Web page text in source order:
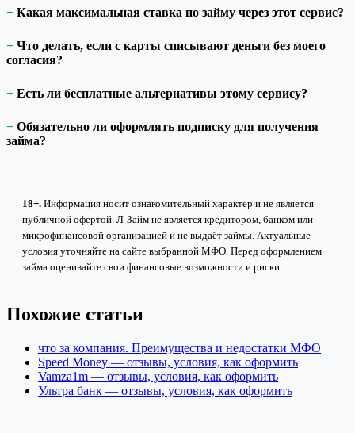
Какая максимальная ставка по займу через этот сервис?
Что делать, если с карты списывают деньги без моего
согласия?
Есть ли бесплатные альтернативы этому сервису?
Обязательно ли оформлять подписку для получения
займа?
18+. Информация носит ознакомительный характер и не является
публичной офертой. Л-Займ не является кредитором, банком или
микрофинансовой организацией и не выдаёт займы. Актуальные
условия уточняйте на сайте выбранной МФО. Перед оформлением
займа оценивайте свои финансовые возможности и риски.
Похожие статьи
что за компания. Преимущества и недостатки МФО
Speed Money — отзывы, условия, как оформить
Vamza1m — отзывы, условия, как оформить
Ультра банк — отзывы, условия, как оформить